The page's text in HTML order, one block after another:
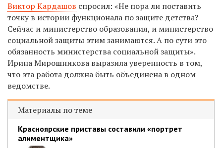
Виктор Кардашов спросил: «Не пора ли поставить
точку в истории функционала по защите детства?
Сейчас и министерство образования, и министерство
социальной защиты этим занимаются. А по сути это
обязанность министерства социальной защиты».
Ирина Мирошникова выразила уверенность в том,
что эта работа должна быть объединена в одном
ведомстве.
Материалы по теме
Красноярские приставы составили «портрет
алиментщика»